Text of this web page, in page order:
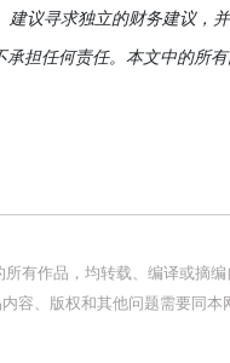
建议寻求独立的财务建议，
担任何责任。本文中的所
有作品，均转载、编译或摘
容、版权和其他问题需要同本